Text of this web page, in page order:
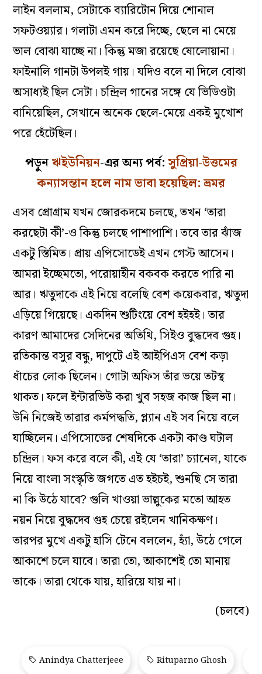
লাইন বললাম, সেটাকে ব্যারিটোন দিয়ে শোনাল
সফটওয়্যার। গলাটা এমন করে দিচ্ছে, ছেলে না মেয়ে
ভাল বোঝা যাচ্ছে না। কিন্তু মজা রয়েছে ষোলোয়ানা।
ফাইনালি গানটা উপলই গায়। যদিও বলে না দিলে বোঝা
অসাধ্যই ছিল সেটা। চন্দ্রিল গানের সঙ্গে যে ভিডিওটা
বানিয়েছিল, সেখানে অনেক ছেলে-মেয়ে একই মুখোশ
পরে হেঁটেছিল।
পড়ুনঋইউনিয়ন-এর অন্য পর্ব:সুপ্রিয়া-উত্তমের
কন্যাসন্তান হলে নাম ভাবা হয়েছিল: ভ্রমর
এসব প্রোগ্রাম যখন জোরকদমে চলছে, তখন ‘তারা
করছেটা কী’-ও কিন্তু চলছে পাশাপাশি। তবে তার ঝাঁজ
একটু স্তিমিত। প্রায় এপিসোডেই এখন গেস্ট আসেন।
আমরা ইচ্ছেমতো, পরোয়াহীন বকবক করতে পারি না
আর। ঋতুদাকে এই নিয়ে বলেছি বেশ কয়েকবার, ঋতুদা
এড়িয়ে গিয়েছে। একদিন শুটিংয়ে বেশ হইহই। তার
কারণ আমাদের সেদিনের অতিথি, সিইও বুদ্ধদেব গুহ।
রতিকান্ত বসুর বন্ধু, দাপুটে এই আইপিএস বেশ কড়া
ধাঁচের লোক ছিলেন। গোটা অফিস তাঁর ভয়ে তটস্থ
থাকত। ফলে ইন্টারভিউ করা খুব সহজ কাজ ছিল না।
উনি নিজেই তারার কর্মপদ্ধতি, প্ল্যান এই সব নিয়ে বলে
যাচ্ছিলেন। এপিসোডের শেষদিকে একটা কাণ্ড ঘটাল
চন্দ্রিল। ফস করে বলে কী, এই যে ‘তারা’ চ্যানেল, যাকে
নিয়ে বাংলা সংস্কৃতি জগতে এত হইচই, শুনছি সে তারা
না কি উঠে যাবে? গুলি খাওয়া ভাল্লুকের মতো আহত
নয়ন নিয়ে বুদ্ধদেব গুহ চেয়ে রইলেন খানিকক্ষণ।
তারপর মুখে একটু হাসি টেনে বললেন, হ্যাঁ, উঠে গেলে
আকাশে চলে যাবে। তারা তো, আকাশেই তো মানায়
তাকে। তারা থেকে যায়, হারিয়ে যায় না।
(চলবে)
Anindya Chatterjeee Rituparno Ghosh